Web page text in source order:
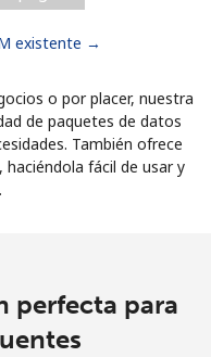
existente →
o por placer, nuestra
de paquetes de datos
También ofrece
fácil de usar y
perfecta para